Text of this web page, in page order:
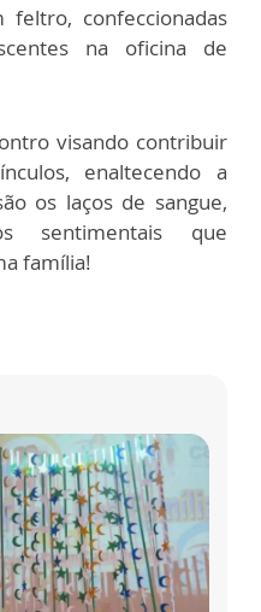
confeccionadas
na oficina de
visando contribuir
enaltecendo a
os laços de sangue,
sentimentais que
família!